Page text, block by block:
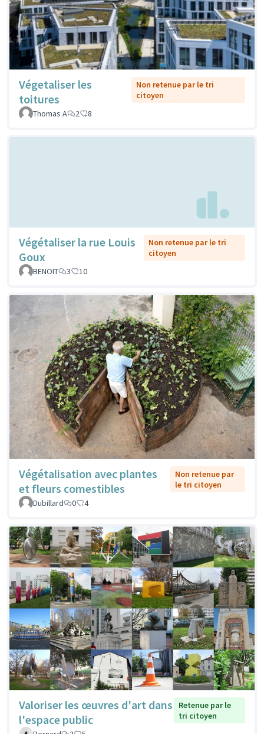
Végetaliser les
toitures
Non retenue par le tri
citoyen
Thomas A
2 8
Végétaliser la rue Louis
Goux
Non retenue par le tri
citoyen
BENOIT
3 10
Végétalisation avec plantes
et fleurs comestibles
Non retenue par
le tri citoyen
Dubillard
0 4
Valoriser les œuvres d'art dans
l'espace public
Retenue par le
tri citoyen